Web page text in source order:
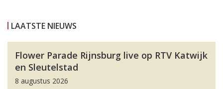
LAATSTE NIEUWS
Flower Parade Rijnsburg live op RTV Katwijk
en Sleutelstad
8 augustus 2026